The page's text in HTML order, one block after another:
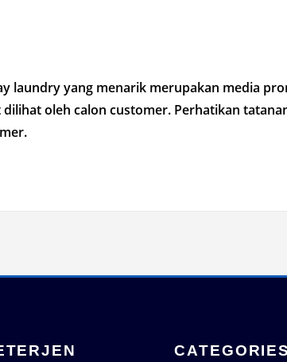
laundry yang menarik merupakan media
dilihat oleh calon customer. Perhatikan
CATEGORIES